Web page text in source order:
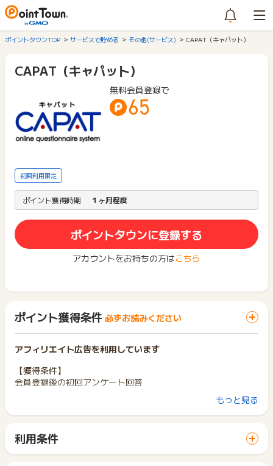
ポイントタウンTOP サービスで貯める その他(サービス) CAPAT（キャパット）
CAPAT（キャパット）
無料会員登録で
65
初回利用限定
ポイント獲得時期 １ヶ月程度
ポイントタウンに登録する
アカウントをお持ちの方はこちら
ポイント獲得条件 必ずお読みください
アフィリエイト広告を利用しています
【獲得条件】
会員登録後の初回アンケート回答
虚偽・悪戯・登録不備・重複・アンケート未回答・18歳以下の
登録後、30日以内に退会または受信設定にてメールが届かない
場合
もっと見る
利用条件